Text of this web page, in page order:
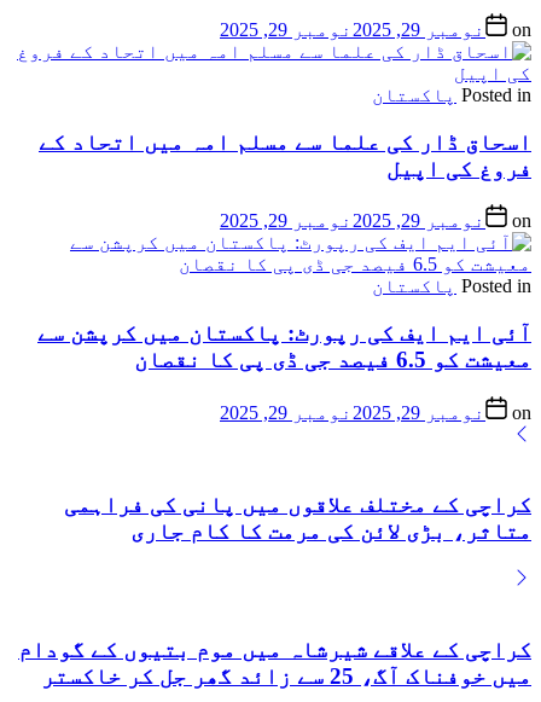
on نومبر 29, 2025 نومبر 29, 2025
Posted in پاکستان
اسحاق ڈار کی علما سے مسلم امہ میں اتحاد کے
فروغ کی اپیل
on نومبر 29, 2025 نومبر 29, 2025
Posted in پاکستان
آئی ایم ایف کی رپورٹ: پاکستان میں کرپشن سے
معیشت کو 6.5 فیصد جی ڈی پی کا نقصان
on نومبر 29, 2025 نومبر 29, 2025
کراچی کے مختلف علاقوں میں پانی کی فراہمی
متاثر، بڑی لائن کی مرمت کا کام جاری
کراچی کے علاقے شیرشاہ میں موم بتیوں کے گودام
میں خوفناک آگ، 25 سے زائد گھر جل کر خاکستر